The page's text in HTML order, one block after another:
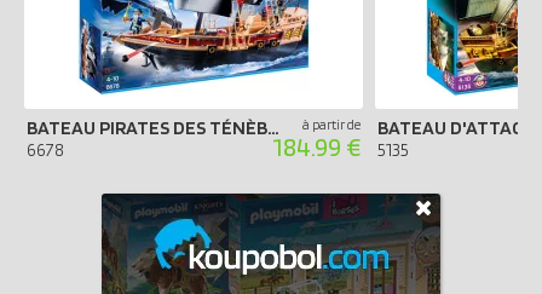
BATEAU PIRATES DES TÉNÈBRES
6678
à partir de
184.99 € 5135